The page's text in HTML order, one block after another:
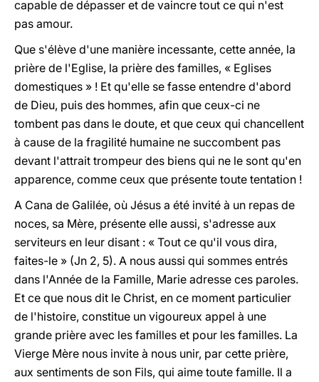
capable de dépasser et de vaincre tout ce qui n'est
pas amour.
Que s'élève d'une manière incessante, cette année, la
prière de l'Eglise, la prière des familles, « Eglises
domestiques » ! Et qu'elle se fasse entendre d'abord
de Dieu, puis des hommes, afin que ceux-ci ne
tombent pas dans le doute, et que ceux qui chancellent
à cause de la fragilité humaine ne succombent pas
devant l'attrait trompeur des biens qui ne le sont qu'en
apparence, comme ceux que présente toute tentation !
A Cana de Galilée, où Jésus a été invité à un repas de
noces, sa Mère, présente elle aussi, s'adresse aux
serviteurs en leur disant : « Tout ce qu'il vous dira,
faites-le » (Jn 2, 5). A nous aussi qui sommes entrés
dans l'Année de la Famille, Marie adresse ces paroles.
Et ce que nous dit le Christ, en ce moment particulier
de l'histoire, constitue un vigoureux appel à une
grande prière avec les familles et pour les familles. La
Vierge Mère nous invite à nous unir, par cette prière,
aux sentiments de son Fils, qui aime toute famille. Il a